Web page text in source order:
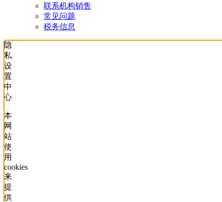
联系机构销售
常见问题
税务信息
隐
私
设
置
中
心
本
网
站
使
用
cookies
来
提
供